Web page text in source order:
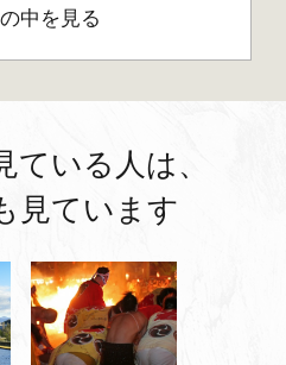
中を見る
ている人は、
見ています